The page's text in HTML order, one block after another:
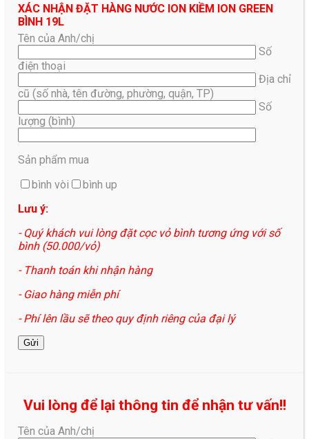
XÁC NHẬN ĐẶT HÀNG NƯỚC ION KIỀM ION GREEN
BÌNH 19L
Tên của Anh/chị
Số
điện thoại
Địa chỉ
cũ (số nhà, tên đường, phường, quận, TP)
Số
lượng (bình)
Sản phẩm mua
bình vòi
bình up
Lưu ý:
- Quý khách vui lòng đặt cọc vỏ bình tương ứng với số
bình (50.000/vỏ)
- Thanh toán khi nhận hàng
- Giao hàng miễn phí
- Phí lên lầu sẽ theo quy định riêng của đại lý
Vui lòng để lại thông tin để nhận tư vấn!!
Tên của Anh/chị